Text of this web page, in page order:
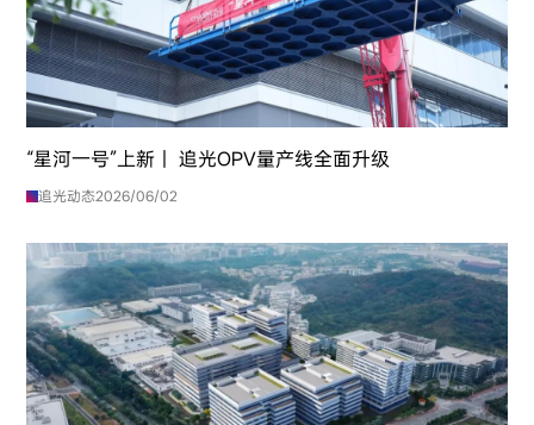
“星河一号”上新｜ 追光OPV量产线全面升级
追光动态2026/06/02